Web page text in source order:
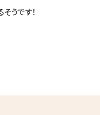
うです！